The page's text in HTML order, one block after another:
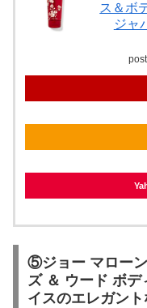
ス＆ボ
ジャ
⑤ジョー マロー
ズ ＆ ウード ボ
イスのエレガント